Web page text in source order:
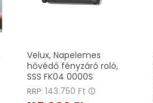
Velux, Napelemes
hővédő fényzáró roló,
SSS FK04 0000S
RRP: 143.750 Ft